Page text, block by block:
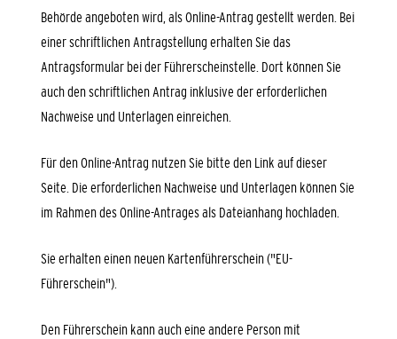
Behörde angeboten wird, als Online-Antrag gestellt werden. Bei
einer schriftlichen Antragstellung erhalten Sie das
Antragsformular bei der Führerscheinstelle. Dort können Sie
auch den schriftlichen Antrag inklusive der erforderlichen
Nachweise und Unterlagen einreichen.
Für den Online-Antrag nutzen Sie bitte den Link auf dieser
Seite. Die erforderlichen Nachweise und Unterlagen können Sie
im Rahmen des Online-Antrages als Dateianhang hochladen.
Sie erhalten einen neuen Kartenführerschein ("EU-
Führerschein").
Den Führerschein kann auch eine andere Person mit